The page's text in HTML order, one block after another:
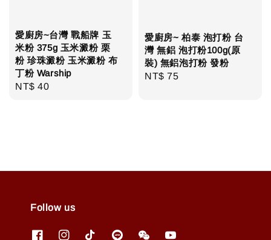
愛廚房~台灣 戰船牌 玉
米粉 375g 玉米澱粉 栗
粉 珍珠澱粉 玉米澱粉 布
丁粉 Warship
Regular
NT$ 40
愛廚房~ 柏泰 泡打粉 台
灣 無鋁 泡打粉100g(原
裝) 無鋁泡打粉 發粉
Regular
NT$ 75
Follow us